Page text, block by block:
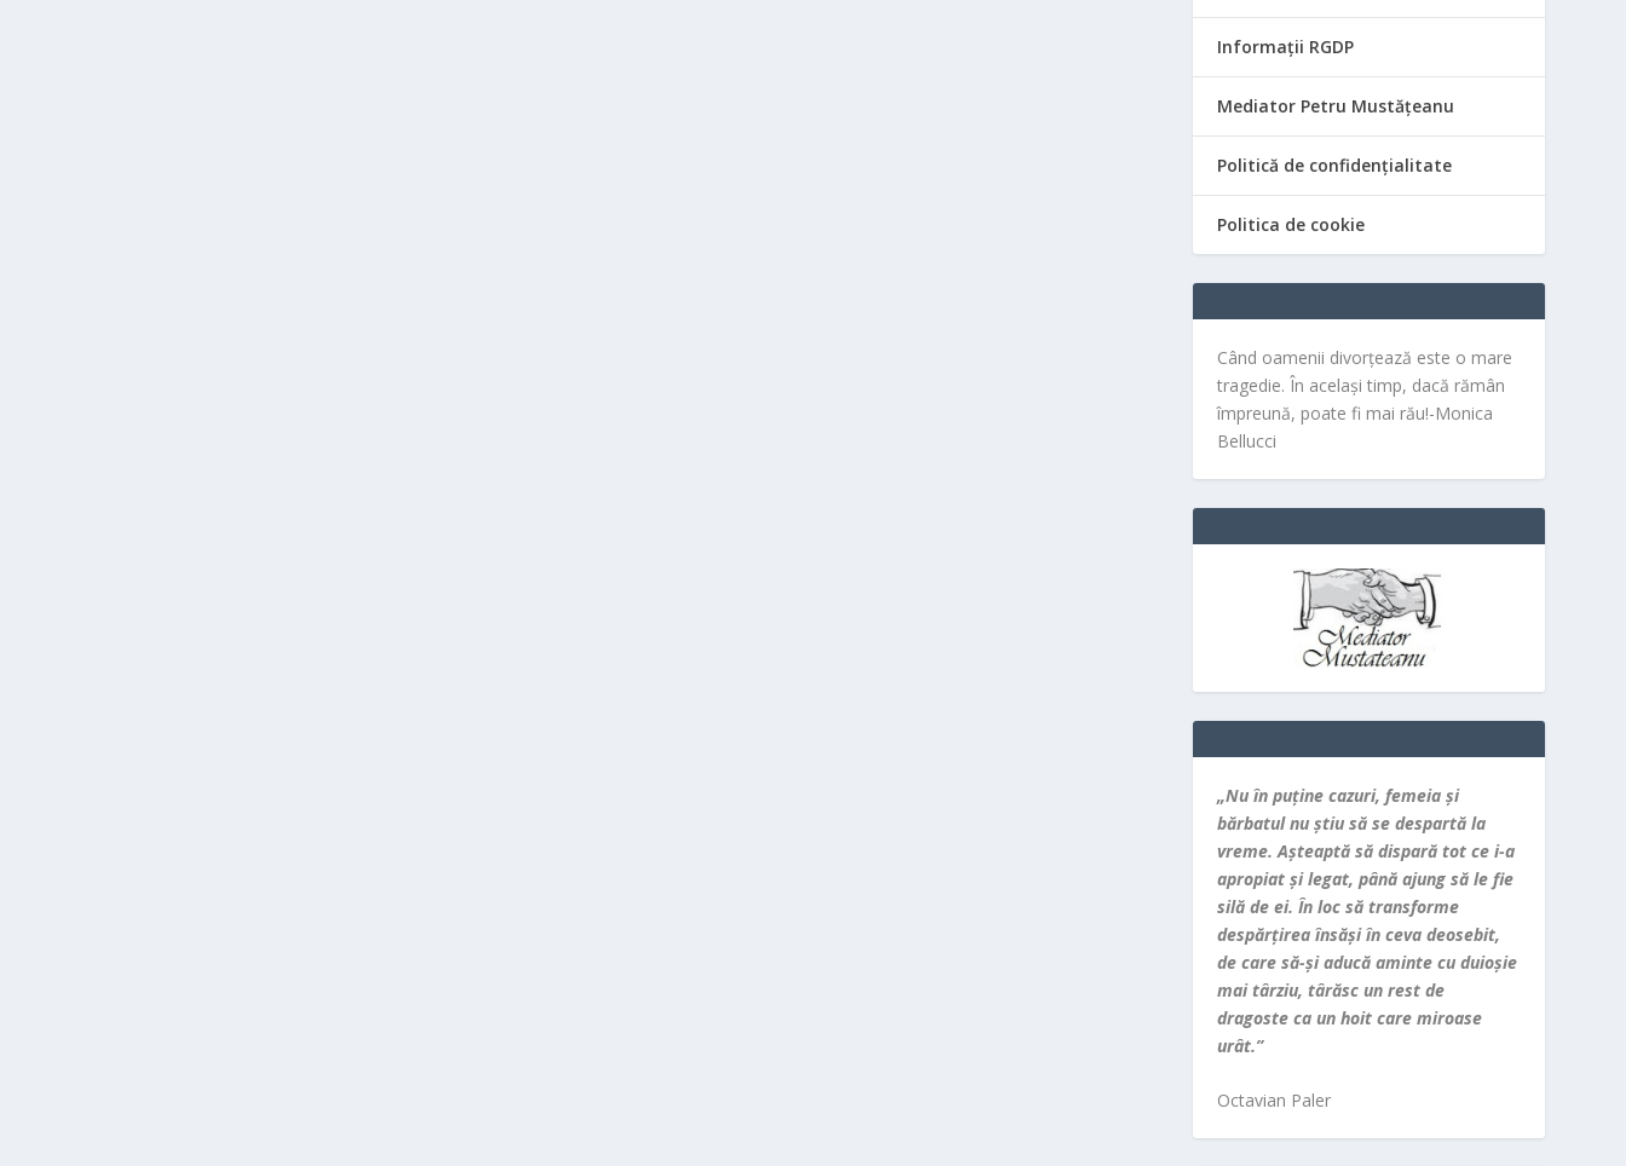
Informații RGDP
Mediator Petru Mustățeanu
Politică de confidențialitate
Politica de cookie
Când oamenii divorțează este o mare
tragedie. În același timp, dacă rămân
împreună, poate fi mai rău!-Monica
Bellucci
„Nu în puţine cazuri, femeia şi
bărbatul nu ştiu să se despartă la
vreme. Aşteaptă să dispară tot ce i-a
apropiat şi legat, până ajung să le fie
silă de ei. În loc să transforme
despărţirea însăşi în ceva deosebit,
de care să-şi aducă aminte cu duioşie
mai târziu, târăsc un rest de
dragoste ca un hoit care miroase
urât.”
Octavian Paler